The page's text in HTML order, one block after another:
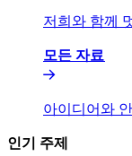
저희와 함께
모든 자료​​
아이디어와
인기 주제​​